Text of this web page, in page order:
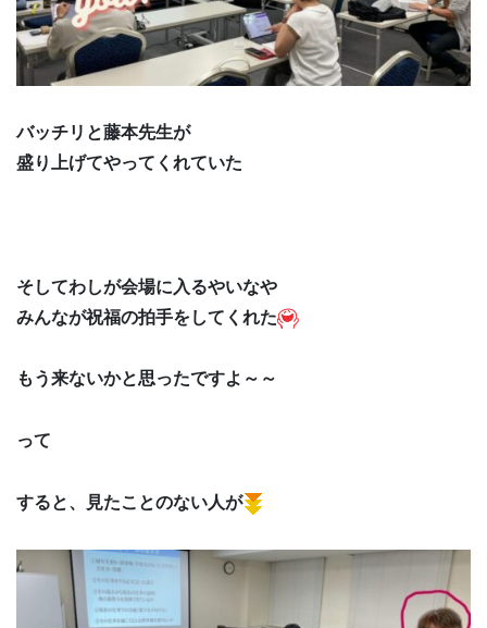
バッチリと藤本先生が
盛り上げてやってくれていた
そしてわしが会場に入るやいなや
みんなが祝福の拍手をしてくれた
もう来ないかと思ったですよ～～
って
すると、見たことのない人が